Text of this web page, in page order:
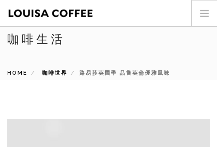
首頁
最新消息
咖啡世界
咖啡生活
HOME 咖啡世界 路易莎英國季 品嘗英倫優雅風味